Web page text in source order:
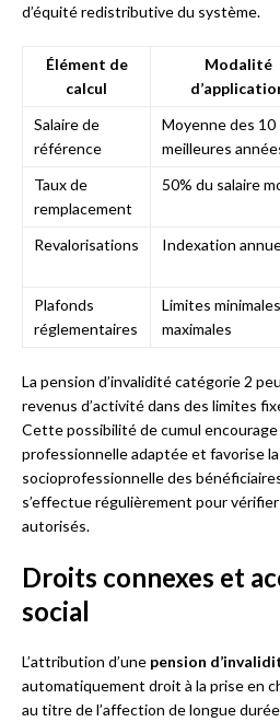
d’équité redistributive du système.
Élément de
calcul
Modalité
Salaire de
référence
Moyenne des 10
meilleures
Taux de
remplacement
50% du salaire
Revalorisations
Indexation
Plafonds
réglementaires
Limites
maximales
La pension d’invalidité catégorie 2
revenus d’activité dans des limites
Cette possibilité de cumul
professionnelle adaptée et favorise
socioprofessionnelle des
s’effectue régulièrement pour
autorisés.
Droits connexes et
social
L’attribution d’une pension
automatiquement droit à la prise en
au titre de l’affection de longue